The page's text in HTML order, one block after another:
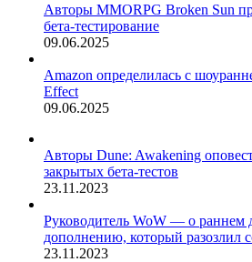
Авторы MMORPG Broken Sun
бета-тестирование
09.06.2025
Amazon определилась с
Effect
09.06.2025
Авторы Dune: Awakening
закрытых бета-тестов
23.11.2023
Руководитель WoW — о раннем
дополнению, который разозлил
23.11.2023